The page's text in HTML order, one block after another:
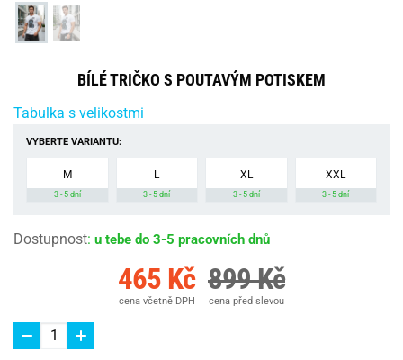
BÍLÉ TRIČKO S POUTAVÝM POTISKEM
Tabulka s velikostmi
VYBERTE VARIANTU:
M
3 - 5 dní
L
3 - 5 dní
XL
3 - 5 dní
XXL
3 - 5 dní
Dostupnost: u tebe do 3-5 pracovních dnů
465 Kč
cena včetně DPH
899 Kč
cena před slevou